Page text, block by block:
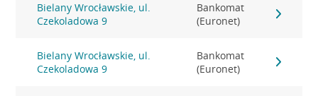
Bielany Wrocławskie, ul.
Czekoladowa 9
Bankomat
(Euronet)
Bielany Wrocławskie, ul.
Czekoladowa 9
Bankomat
(Euronet)